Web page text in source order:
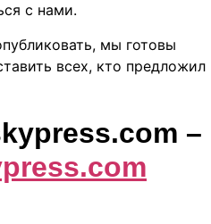
с нами.
мы готовы
всех, кто предложил
–